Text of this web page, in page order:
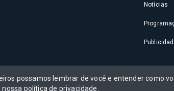
Notícias
possamos lembrar de você e entender como
política de privacidade